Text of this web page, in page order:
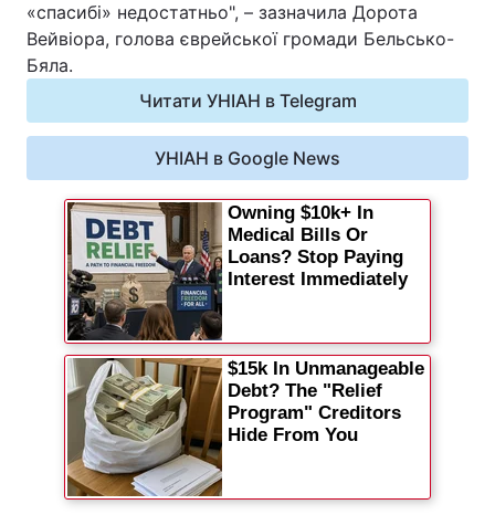
Архів Вакансії
Контакти
Реклама на сайті Фотобанк
Моніторинг Пресцентр
«спасибі» недостатньо", – зазначила Дорота
Вейвіора, голова єврейської громади Бельсько-
Бяла.
Читати УНІАН в Telegram
УНІАН в Google News